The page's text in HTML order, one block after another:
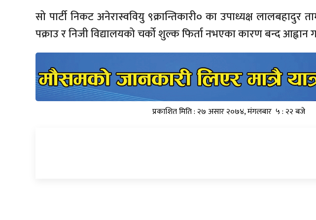
सो पार्टी निकट अनेरास्ववियु ९क्रान्तिकारी० का उपाध्यक्ष लालबहादुर
पक्राउ र निजी विद्यालयको चर्को शुल्क फिर्ता नभएका कारण बन्द आह्वान
प्रकाशित मिति : २७ असार २०७४, मंगलबार ५ : २२ बजे